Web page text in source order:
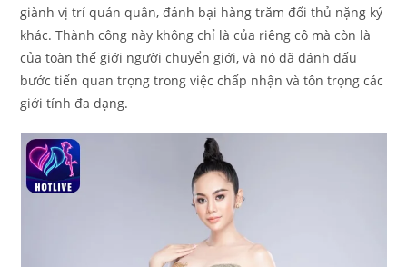
giành vị trí quán quân, đánh bại hàng trăm đối thủ nặng ký
khác. Thành công này không chỉ là của riêng cô mà còn là
của toàn thế giới người chuyển giới, và nó đã đánh dấu
bước tiến quan trọng trong việc chấp nhận và tôn trọng các
giới tính đa dạng.